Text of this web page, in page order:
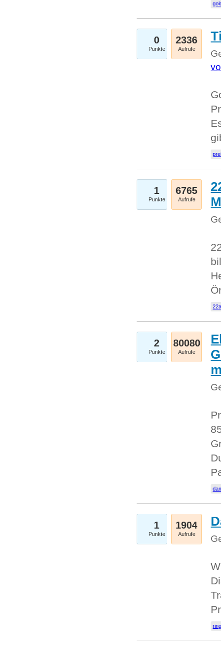
0
Punkte
2336
Aufrufe
1
Punkte
6765
Aufrufe
2
Punkte
80080
Aufrufe
1
Punkte
1904
Aufrufe
ring